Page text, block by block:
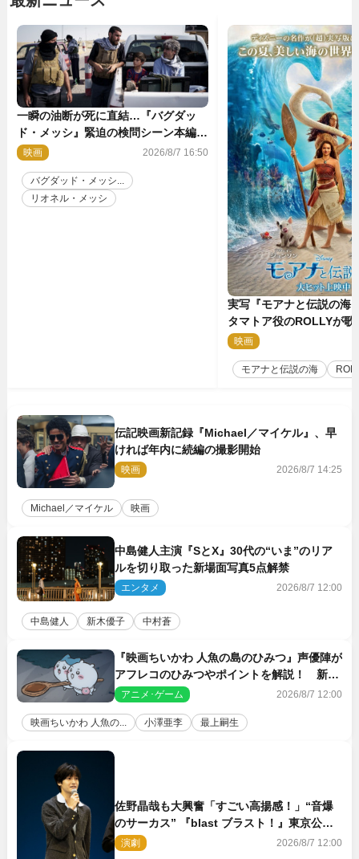
一瞬の油断が死に直結…『バグダッ
ド・メッシ』緊迫の検問シーン本編解
禁 監督メッセージも到着
映画 2026/8/7 16:50
バグダッド・メッシ...
リオネル・メッシ
実写『モアナと伝説の海
タマトア役のROLLYが歌
スな劇中歌「シャイニー
映画
モアナと伝説の海
伝記映画新記録『Michael／マイケル』、早
ければ年内に続編の撮影開始
映画 2026/8/7 14:25
Michael／マイケル 映画
中島健人主演『SとX』30代の“いま”のリア
ルを切り取った新場面写真5点解禁
エンタメ 2026/8/7 12:00
中島健人 新木優子 中村蒼
『映画ちいかわ 人魚の島のひみつ』声優陣が
アフレコのひみつやポイントを解説！ 新カ
ットも到着
アニメ･ゲーム 2026/8/7 12:00
映画ちいかわ 人魚の... 小澤亜李 最上嗣生
佐野晶哉も大興奮「すごい高揚感！」“音爆
のサーカス” 『blast ブラスト！』東京公演
が開幕！
演劇 2026/8/7 12:00